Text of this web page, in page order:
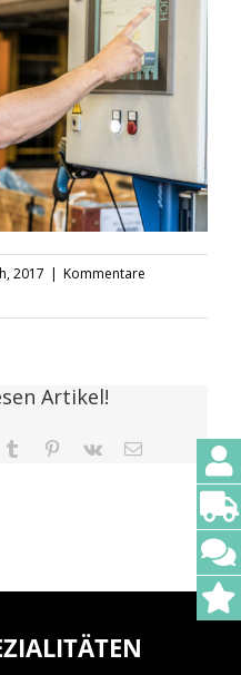
2017 | Kommentare
Artikel!
Tumblr Pinterest
Vk
E-